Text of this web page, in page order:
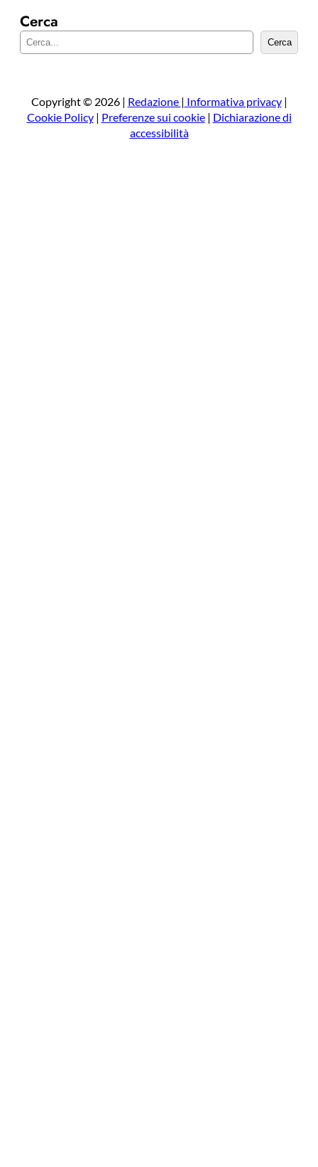
Cerca
e
a
Cerca
Copyright © 2026 | Redazione | Informativa privacy|
Cookie Policy| Preferenze sui cookie| Dichiarazione di
accessibilità